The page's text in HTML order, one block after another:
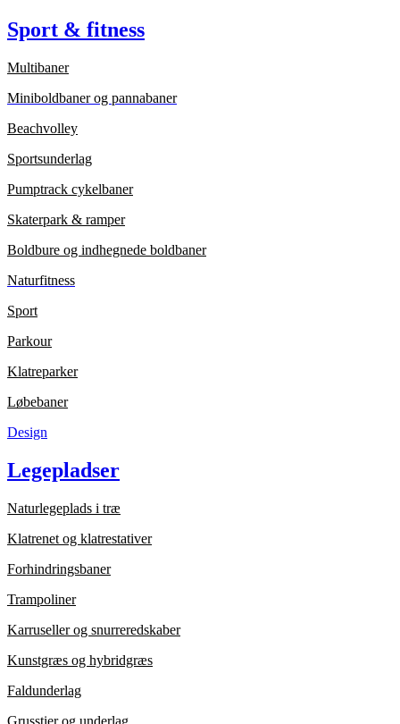
Sport & fitness
Multibaner
Miniboldbaner og pannabaner
Beachvolley
Sportsunderlag
Pumptrack cykelbaner
Skaterpark & ramper
Boldbure og indhegnede boldbaner
Naturfitness
Sport
Parkour
Klatreparker
Løbebaner
Design
Legepladser
Naturlegeplads i træ
Klatrenet og klatrestativer
Forhindringsbaner
Trampoliner
Karruseller og snurreredskaber
Kunstgræs og hybridgræs
Faldunderlag
Grusstier og underlag